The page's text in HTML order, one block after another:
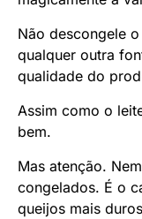
Não descongele
qualquer outra
qualidade do
Assim como o
bem.
Mas atenção.
congelados. É o
queijos mais